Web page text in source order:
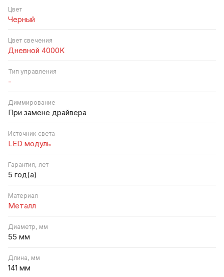
Цвет
Черный
Цвет свечения
Дневной 4000K
Тип управления
-
Диммирование
При замене драйвера
Источник cвета
LED модуль
Гарантия, лет
5 год(а)
Материал
Металл
Диаметр, мм
55 мм
Длина, мм
141 мм